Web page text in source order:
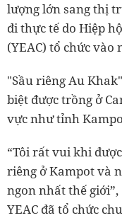
lượng lớn sang thị
đi thực tế do Hiệp
(YEAC) tổ chức vào
"Sầu riêng Au
biệt được trồng ở
vực như tỉnh
“Tôi rất vui khi
riêng ở Kampot và
ngon nhất thế
YEAC đã tổ chức